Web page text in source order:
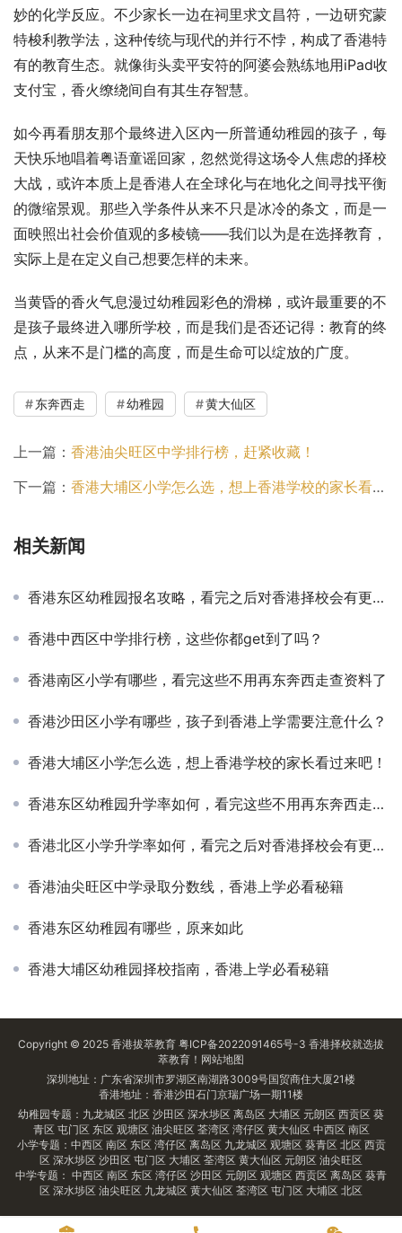
妙的化学反应。不少家长一边在祠里求文昌符，一边研究蒙
特梭利教学法，这种传统与现代的并行不悖，构成了香港特
有的教育生态。就像街头卖平安符的阿婆会熟练地用iPad收
支付宝，香火缭绕间自有其生存智慧。
如今再看朋友那个最终进入区內一所普通幼稚园的孩子，每
天快乐地唱着粤语童谣回家，忽然觉得这场令人焦虑的择校
大战，或许本质上是香港人在全球化与在地化之间寻找平衡
的微缩景观。那些入学条件从来不只是冰冷的条文，而是一
面映照出社会价值观的多棱镜——我们以为是在选择教育，
实际上是在定义自己想要怎样的未来。
当黄昏的香火气息漫过幼稚园彩色的滑梯，或许最重要的不
是孩子最终进入哪所学校，而是我们是否还记得：教育的终
点，从来不是门槛的高度，而是生命可以绽放的广度。
东奔西走 幼稚园 黄大仙区
上一篇： 香港油尖旺区中学排行榜，赶紧收藏！
下一篇： 香港大埔区小学怎么选，想上香港学校的家长看过来吧！
相关新闻
香港东区幼稚园报名攻略，看完之后对香港择校会有更全面的认知！
香港中西区中学排行榜，这些你都get到了吗？
香港南区小学有哪些，看完这些不用再东奔西走查资料了
香港沙田区小学有哪些，孩子到香港上学需要注意什么？
香港大埔区小学怎么选，想上香港学校的家长看过来吧！
香港东区幼稚园升学率如何，看完这些不用再东奔西走查资料了
香港北区小学升学率如何，看完之后对香港择校会有更全面的认知！
香港油尖旺区中学录取分数线，香港上学必看秘籍
香港东区幼稚园有哪些，原来如此
香港大埔区幼稚园择校指南，香港上学必看秘籍
Copyright © 2025 香港拔萃教育 粤ICP备2022091465号-3 香港择校就选拔
萃教育！ 网站地图
深圳地址：广东省深圳市罗湖区南湖路3009号国贸商住大厦21楼
香港地址：香港沙田石门京瑞广场一期11楼
幼稚园专题： 九龙城区 北区 沙田区 深水埗区 离岛区 大埔区 元朗区 西贡区 葵
青区 屯门区 东区 观塘区 油尖旺区 荃湾区 湾仔区 黄大仙区 中西区 南区
小学专题： 中西区 南区 东区 湾仔区 离岛区 九龙城区 观塘区 葵青区 北区 西贡
区 深水埗区 沙田区 屯门区 大埔区 荃湾区 黄大仙区 元朗区 油尖旺区
中学专题： 中西区 南区 东区 湾仔区 沙田区 元朗区 观塘区 西贡区 离岛区 葵青
区 深水埗区 油尖旺区 九龙城区 黄大仙区 荃湾区 屯门区 大埔区 北区